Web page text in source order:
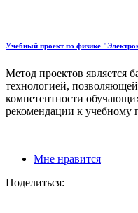
Учебный проект по физике
Метод проектов является
технологией,
компетентности
рекомендации к учебному
Мне нравится
Поделиться: